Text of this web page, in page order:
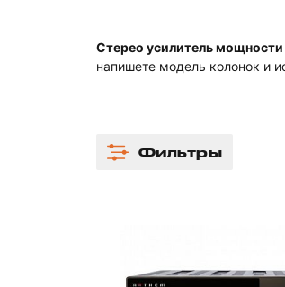
Стерео усилитель мощности
напишете модель колонок и
Фильтры